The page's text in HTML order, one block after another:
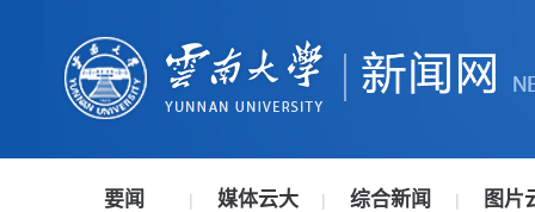
要闻 | 媒体云大 | 综合新闻 | 图片